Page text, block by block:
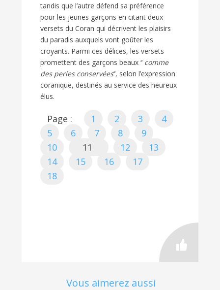
tandis que l’autre défend sa préférence
pour les jeunes garçons en citant deux
versets du Coran qui décrivent les plaisirs
du paradis auxquels vont goûter les
croyants. Parmi ces délices, les versets
promettent des garçons beaux ‘‘ comme
des perles conservées’’, selon l’expression
coranique, destinés au service des heureux
élus.
Page : 1 2 3
4
5
6 7 8
9
10
11 12
13
14
15 16
17
18
Vous aimerez aussi